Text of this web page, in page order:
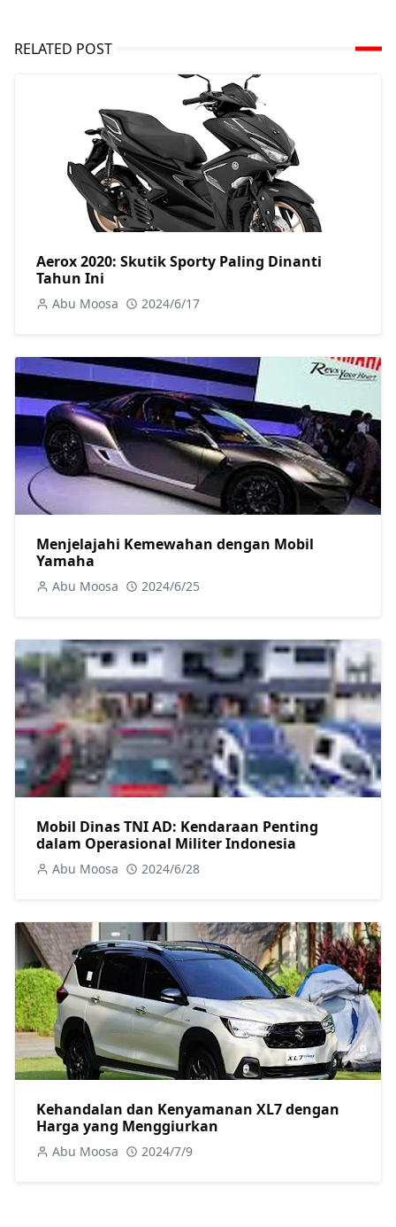
RELATED POST
Aerox 2020: Skutik Sporty Paling Dinanti
Tahun Ini
Abu Moosa 2024/6/17
Menjelajahi Kemewahan dengan Mobil
Yamaha
Abu Moosa 2024/6/25
Mobil Dinas TNI AD: Kendaraan Penting
dalam Operasional Militer Indonesia
Abu Moosa 2024/6/28
Kehandalan dan Kenyamanan XL7 dengan
Harga yang Menggiurkan
Abu Moosa 2024/7/9